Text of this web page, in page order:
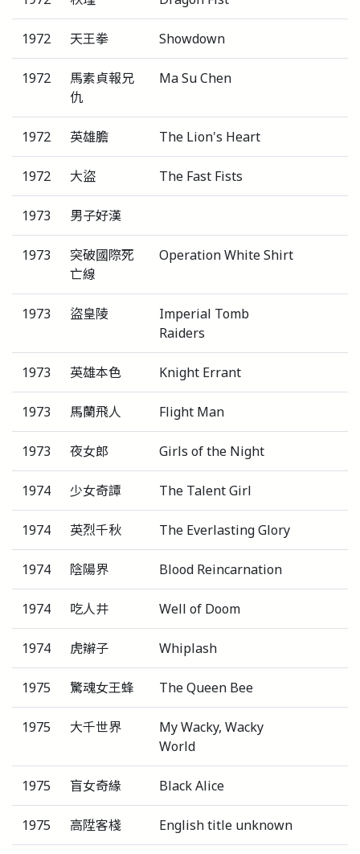
1972 天王拳 Showdown
1972
馬素貞報兄
仇
Ma Su Chen
1972 英雄膽 The Lion's Heart
1972 大盜 The Fast Fists
1973 男子好漢
1973
突破國際死
亡線
Operation White Shirt
1973 盜皇陵
Imperial Tomb
Raiders
1973 英雄本色 Knight Errant
1973 馬蘭飛人 Flight Man
1973 夜女郎 Girls of the Night
1974 少女奇譚 The Talent Girl
1974 英烈千秋 The Everlasting Glory
1974 陰陽界 Blood Reincarnation
1974 吃人井 Well of Doom
1974 虎辮子 Whiplash
1975 驚魂女王蜂 The Queen Bee
1975 大千世界
My Wacky, Wacky
World
1975 盲女奇緣 Black Alice
1975 高陞客棧 English title unknown